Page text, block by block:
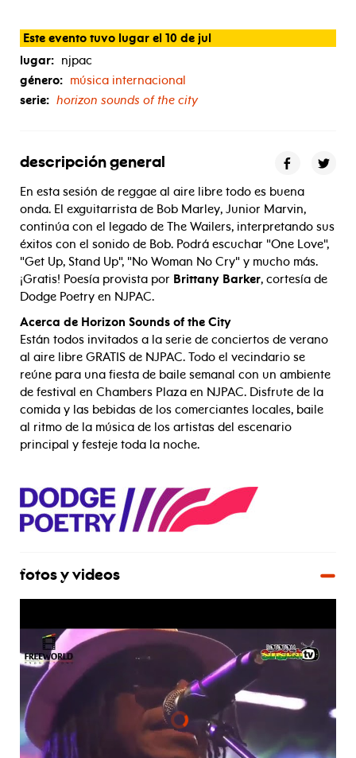
Este evento tuvo lugar el 10 de jul
lugar: njpac
género: música internacional
serie: horizon sounds of the city
descripción general
En esta sesión de reggae al aire libre todo es buena
onda. El exguitarrista de Bob Marley, Junior Marvin,
continúa con el legado de The Wailers, interpretando sus
éxitos con el sonido de Bob. Podrá escuchar "One Love",
"Get Up, Stand Up", "No Woman No Cry" y mucho más.
¡Gratis! Poesía provista por Brittany Barker, cortesía de
Dodge Poetry en NJPAC.
Acerca de Horizon Sounds of the City
Están todos invitados a la serie de conciertos de verano
al aire libre GRATIS de NJPAC. Todo el vecindario se
reúne para una fiesta de baile semanal con un ambiente
de festival en Chambers Plaza en NJPAC. Disfrute de la
comida y las bebidas de los comerciantes locales, baile
al ritmo de la música de los artistas del escenario
principal y festeje toda la noche.
fotos y videos